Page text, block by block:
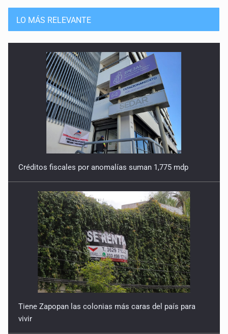
LO MÁS RELEVANTE
Créditos fiscales por anomalías suman 1,775 mdp
Tiene Zapopan las colonias más caras del país para
vivir